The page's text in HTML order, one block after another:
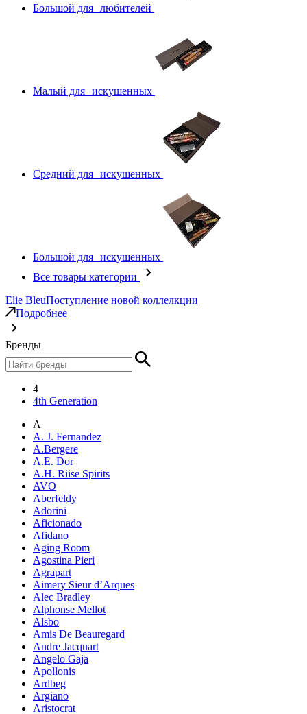
Большой для любителей
Малый для искушенных
Средний для искушенных
Большой для искушенных
Все товары категории
Elie BleuПоступление новой коллелкции
Подробнее
Бренды
4
4th Generation
A
A. J. Fernandez
A.Bergere
A.E. Dor
A.H. Riise Spirits
AVO
Aberfeldy
Adorini
Aficionado
Afidano
Aging Room
Agostina Pieri
Agrapart
Aimery Sieur d’Arques
Alec Bradley
Alphonse Mellot
Alsbo
Amis De Beauregard
Andre Jacquart
Angelo Gaja
Apollonis
Ardbeg
Argiano
Aristocrat